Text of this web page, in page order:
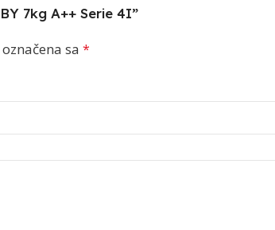
7kg A++ Serie 4I”
sa *